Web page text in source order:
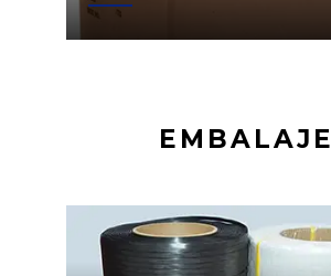
EMBALAJE